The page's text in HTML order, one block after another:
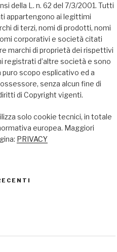
della L. n. 62 del 7/3/2001. Tutti
appartengono ai legittimi
di terzi, nomi di prodotti, nomi
corporativi e società citati
marchi di proprietà dei rispettivi
registrati d’altre società e sono
scopo esplicativo ed a
senza alcun fine di
di Copyright vigenti.
solo cookie tecnici, in totale
europea. Maggiori
PRIVACY